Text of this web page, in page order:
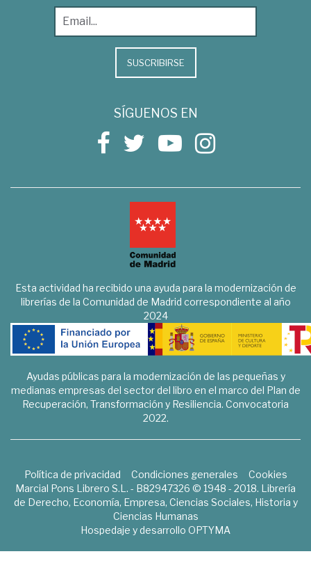
SUSCRIBIRSE
SÍGUENOS EN
Esta actividad ha recibido una ayuda para la modernización de
librerías de la Comunidad de Madrid correspondiente al año
2024
Ayudas públicas para la modernización de las pequeñas y
medianas empresas del sector del libro en el marco del Plan de
Recuperación, Transformación y Resiliencia. Convocatoria
2022.
Política de privacidad Condiciones generales
Cookies
Marcial Pons Librero S.L. - B82947326 © 1948 - 2018. Librería
de Derecho, Economía, Empresa, Ciencias Sociales, Historia y
Ciencias Humanas
Hospedaje y desarrollo OPTYMA